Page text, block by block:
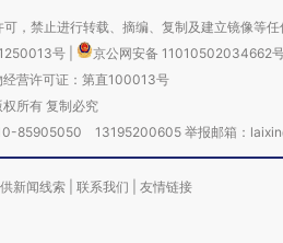
，禁止进行转载、摘编、复制及建立镜像等任
号
京公网安备 11010502034662
经营许可证：第直100013号
所有 复制必究
85905050 13195200605 举报邮箱：
新闻线索 联系我们 友情链接